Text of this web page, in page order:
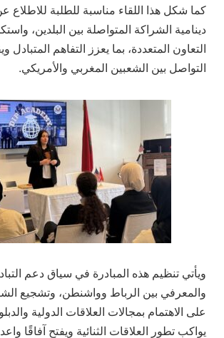
كما شكل هذا اللقاء مناسبة للطلبة
دينامية الشراكة المتواصلة بين البلدين،
التعاون المتعددة، بما يعزز التفاهم
التواصل بين الشعبين المغربي والأمريكي.
ويأتي تنظيم هذه المبادرة في سياق دعم
والمعرفي بين الرباط وواشنطن، وتشجيع
على الاهتمام بمجالات العلاقات الدولية
يواكب تطور العلاقات الثنائية ويفتح آفاقًا